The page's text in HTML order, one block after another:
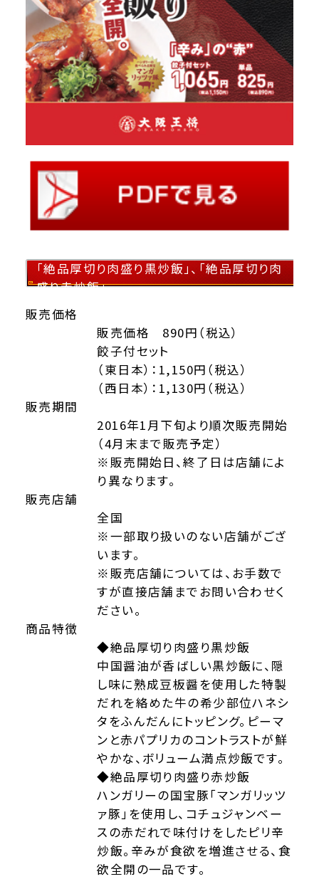
「絶品厚切り肉盛り黒炒飯」、「絶品厚切り肉
盛り赤炒飯」
販売価格
販売価格 890円（税込）
餃子付セット
（東日本）：1,150円（税込）
（西日本）：1,130円（税込）
販売期間
2016年1月下旬より順次販売開始
（4月末まで販売予定）
※販売開始日、終了日は店舗によ
り異なります。
販売店舗
全国
※一部取り扱いのない店舗がござ
います。
※販売店舗については、お手数で
すが直接店舗までお問い合わせく
ださい。
商品特徴
◆絶品厚切り肉盛り黒炒飯
中国醤油が香ばしい黒炒飯に、隠
し味に熟成豆板醤を使用した特製
だれを絡めた牛の希少部位ハネシ
タをふんだんにトッピング。ピーマ
ンと赤パプリカのコントラストが鮮
やかな、ボリューム満点炒飯です。
◆絶品厚切り肉盛り赤炒飯
ハンガリーの国宝豚「マンガリッツ
ァ豚」を使用し、コチュジャンベー
スの赤だれで味付けをしたピリ辛
炒飯。辛みが食欲を増進させる、食
欲全開の一品です。